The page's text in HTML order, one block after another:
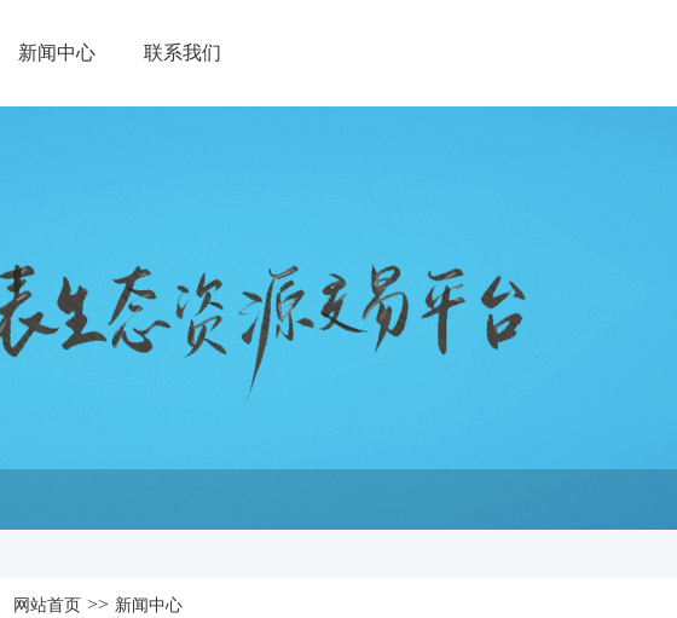
新闻中心 联系我们
网站首页 >> 新闻中心